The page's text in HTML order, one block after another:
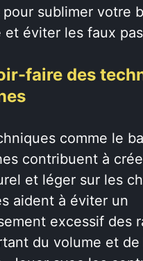
pour sublimer votre
et éviter les faux
faire des
comme le
contribuent à
et léger sur les
aident à éviter un
excessif des
du volume et de